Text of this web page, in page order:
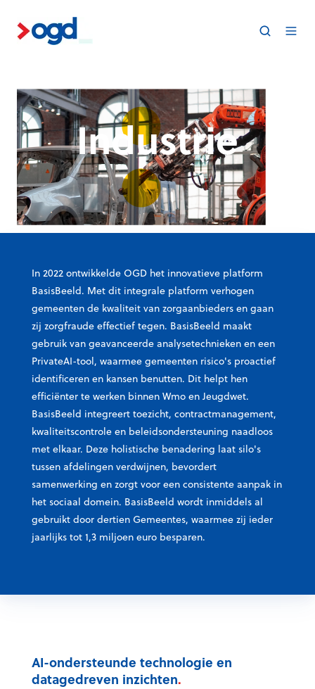
Industrie
In 2022 ontwikkelde OGD het innovatieve platform
BasisBeeld. Met dit integrale platform verhogen
gemeenten de kwaliteit van zorgaanbieders en gaan
zij zorgfraude effectief tegen. BasisBeeld maakt
gebruik van geavanceerde analysetechnieken en een
PrivateAI-tool, waarmee gemeenten risico's proactief
identificeren en kansen benutten. Dit helpt hen
efficiënter te werken binnen Wmo en Jeugdwet.
BasisBeeld integreert toezicht, contractmanagement,
kwaliteitscontrole en beleidsondersteuning naadloos
met elkaar. Deze holistische benadering laat silo's
tussen afdelingen verdwijnen, bevordert
samenwerking en zorgt voor een consistente aanpak in
het sociaal domein. BasisBeeld wordt inmiddels al
gebruikt door dertien Gemeentes, waarmee zij ieder
jaarlijks tot 1,3 miljoen euro besparen.
AI-ondersteunde technologie en
datagedreven inzichten.